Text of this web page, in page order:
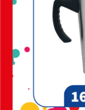
KALEMLER
KALEMLİKLER
KARTVİZİTLİKLER